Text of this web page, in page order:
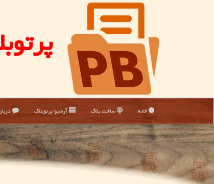
خانه ساخت بلاگ آرشیو پرتوبلاگ